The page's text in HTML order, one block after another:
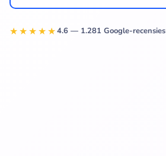
★★★★★4.6 — 1.281 Google-recensies